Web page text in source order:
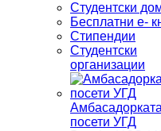
Студентски
Бесплатни е-
Стипендии
Студентски
организации
посети УГД